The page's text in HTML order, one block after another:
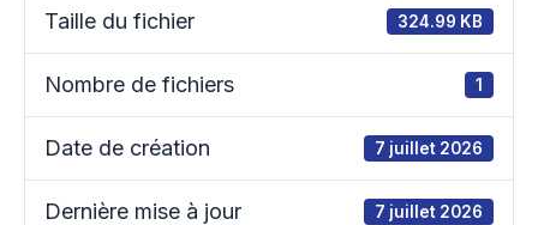
Taille du fichier 324.99 KB
Nombre de fichiers 1
Date de création 7 juillet 2026
Dernière mise à jour 7 juillet 2026